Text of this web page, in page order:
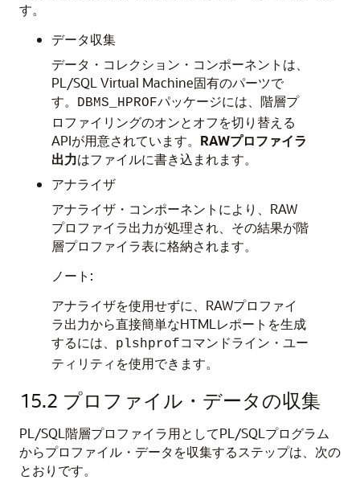
す。
データ収集
データ・コレクション・コンポーネントは、
PL/SQL Virtual Machine固有のパーツで
す。
DBMS_HPROFパッケージには、階層プ
ロファイリングのオンとオフを切り替える
APIが用意されています。 RAWプロファイラ
出力はファイルに書き込まれます。
アナライザ
アナライザ・コンポーネントにより、RAW
プロファイラ出力が処理され、その結果が階
層プロファイラ表に格納されます。
ノート:
アナライザを使用せずに、RAWプロファイ
ラ出力から直接簡単なHTMLレポートを生成
するには、
plshprofコマンドライン・ユー
ティリティを使用できます。
15.2 プロファイル・データの収集
PL/SQL階層プロファイラ用としてPL/SQLプログラム
からプロファイル・データを収集するステップは、次の
とおりです。